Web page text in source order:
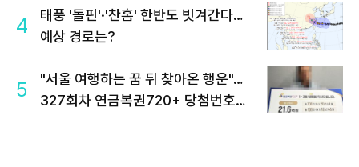
4
태풍 '돌핀'·'찬홈' 한반도 빗겨간다…
예상 경로는?
5
"서울 여행하는 꿈 뒤 찾아온 행운"…
327회차 연금복권720+ 당첨번호조